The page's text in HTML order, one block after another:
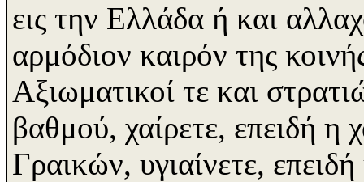
εις την Ελλάδα ή και
αρμόδιον καιρόν της
Aξιωματικοί τε και
βαθμού, χαίρετε, επειδή η
Γραικών, υγιαίνετε,